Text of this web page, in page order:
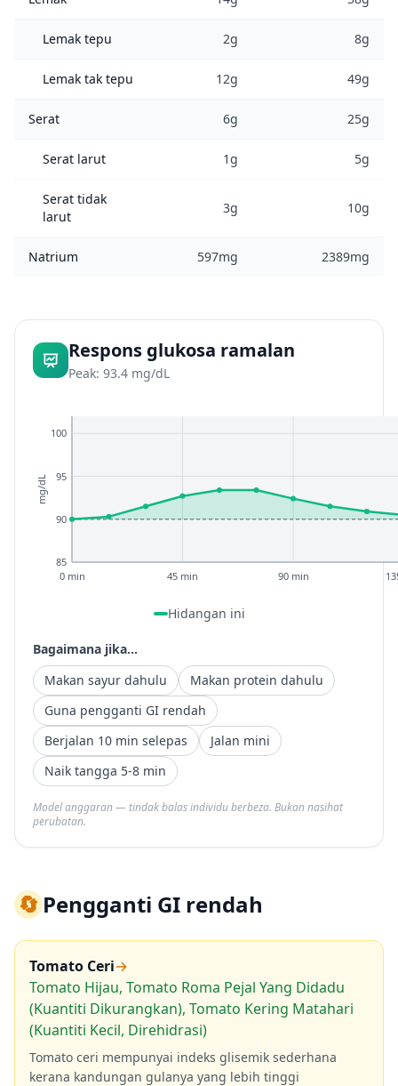
Lemak tepu 2g 8g
Lemak tak tepu 12g 49g
Serat 6g 25g
Serat larut 1g 5g
Serat tidak
larut
3g 10g
Natrium 597mg 2389mg
Respons glukosa ramalan
Peak: 93.4 mg/dL
85
90
95
100
0 min 45 min 90 min
mg/dL
Hidangan ini
Bagaimana jika...
Makan sayur dahulu
Makan protein dahulu
Guna pengganti GI rendah
Berjalan 10 min selepas
Jalan mini
Naik tangga 5-8 min
Model anggaran — tindak balas individu berbeza. Bukan nasihat
perubatan.
🔄Pengganti GI rendah
Tomato Ceri→
Tomato Hijau, Tomato Roma Pejal Yang Didadu
(Kuantiti Dikurangkan), Tomato Kering Matahari
(Kuantiti Kecil, Direhidrasi)
Tomato ceri mempunyai indeks glisemik sederhana
kerana kandungan gulanya yang lebih tinggi